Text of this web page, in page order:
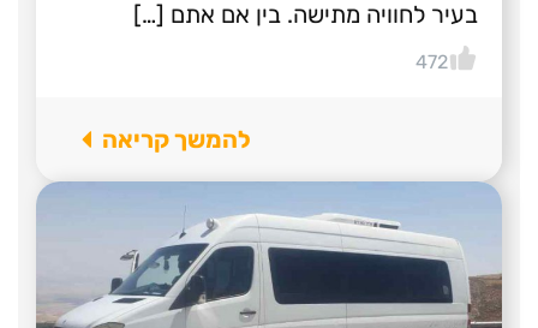
בעיר לחוויה מתישה. בין אם אתם […]
472
להמשך קריאה